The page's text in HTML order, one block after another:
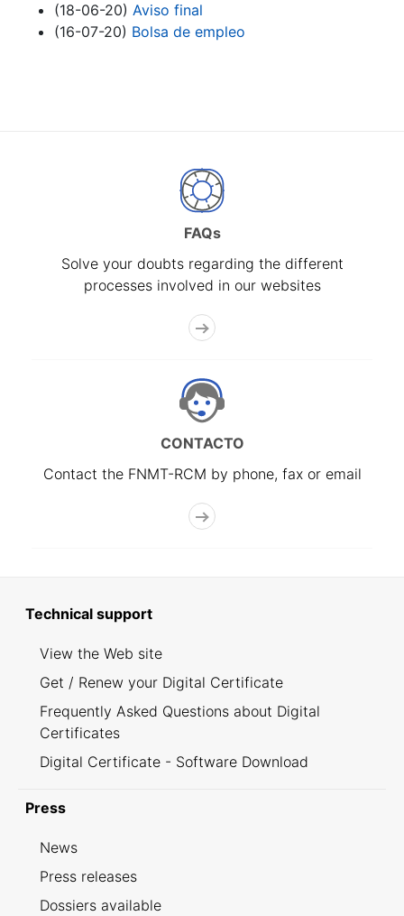
(18-06-20) Aviso final
(16-07-20) Bolsa de empleo
FAQs
Solve your doubts regarding the different
processes involved in our websites
CONTACTO
Contact the FNMT-RCM by phone, fax or email
Technical support
View the Web site
Get / Renew your Digital Certificate
Frequently Asked Questions about Digital
Certificates
Digital Certificate - Software Download
Press
News
Press releases
Dossiers available